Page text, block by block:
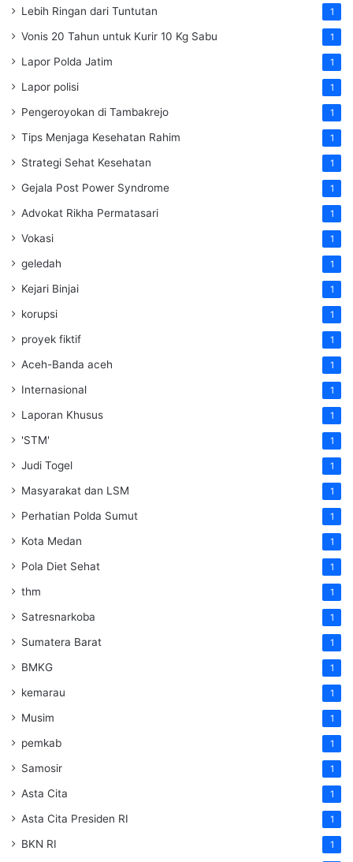
Lebih Ringan dari Tuntutan 1
Vonis 20 Tahun untuk Kurir 10 Kg Sabu 1
Lapor Polda Jatim 1
Lapor polisi 1
Pengeroyokan di Tambakrejo 1
Tips Menjaga Kesehatan Rahim 1
Strategi Sehat Kesehatan 1
Gejala Post Power Syndrome 1
Advokat Rikha Permatasari 1
Vokasi 1
geledah 1
Kejari Binjai 1
korupsi 1
proyek fiktif 1
Aceh-Banda aceh 1
Internasional 1
Laporan Khusus 1
'STM' 1
Judi Togel 1
Masyarakat dan LSM 1
Perhatian Polda Sumut 1
Kota Medan 1
Pola Diet Sehat 1
thm 1
Satresnarkoba 1
Sumatera Barat 1
BMKG 1
kemarau 1
Musim 1
pemkab 1
Samosir 1
Asta Cita 1
Asta Cita Presiden RI 1
BKN RI 1